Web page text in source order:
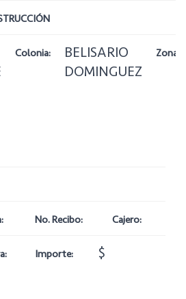
Colonia:
BELISARIO
DOMINGUEZ
Zona:
No. Recibo: Cajero:
Importe: $